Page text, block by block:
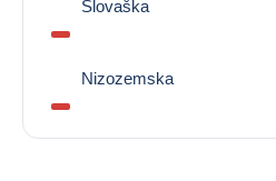
Slovaška
Nizozemska